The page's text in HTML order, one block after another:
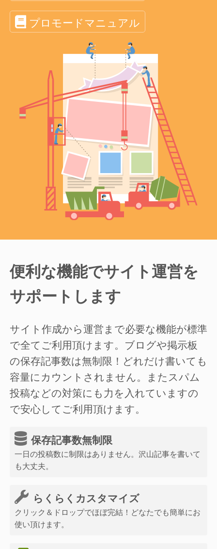
プロモードマニュアル
便利な機能でサイト運営を
サポートします
サイト作成から運営まで必要な機能が標準
で全てご利用頂けます。ブログや掲示板
の保存記事数は無制限！どれだけ書いても
容量にカウントされません。またスパム
投稿などの対策にも力を入れていますの
で安心してご利用頂けます。
保存記事数無制限
一日の投稿数に制限はありません。沢山記事を書いて
も大丈夫。
らくらくカスタマイズ
クリック＆ドロップでほぼ完結！どなたでも簡単にお
使い頂けます。